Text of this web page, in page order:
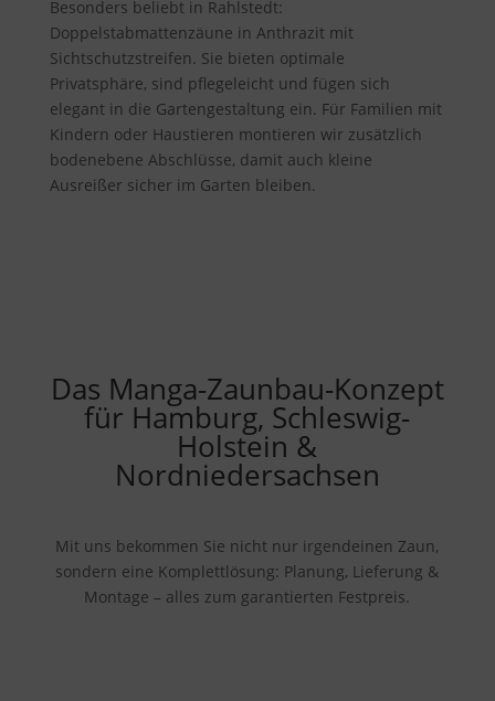
Besonders beliebt in Rahlstedt:
Doppelstabmattenzäune in Anthrazit mit
Sichtschutzstreifen. Sie bieten optimale
Privatsphäre, sind pflegeleicht und fügen sich
elegant in die Gartengestaltung ein. Für Familien mit
Kindern oder Haustieren montieren wir zusätzlich
bodenebene Abschlüsse, damit auch kleine
Ausreißer sicher im Garten bleiben.
Das Manga-Zaunbau-Konzept
für Hamburg, Schleswig-
Holstein &
Nordniedersachsen
Mit uns bekommen Sie nicht nur irgendeinen Zaun,
sondern eine Komplettlösung: Planung, Lieferung &
Montage – alles zum garantierten Festpreis.